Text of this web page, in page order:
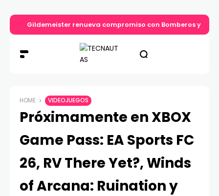
Gildemeister renueva compromiso con Bomberos y
HOME VIDEOJUEGOS
Próximamente en XBOX
Game Pass: EA Sports FC
26, RV There Yet?, Winds
of Arcana: Ruination y